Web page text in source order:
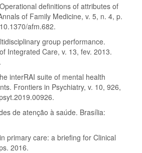
definitions of attributes of
of Family Medicine, v. 5, n. 4, p.
afm.682.
group performance.
Integrated Care, v. 13, fev. 2013.
interRAI suite of mental health
Frontiers in Psychiatry, v. 10, 926,
de atenção à saúde. Brasília:
primary care: a briefing for Clinical
2016.